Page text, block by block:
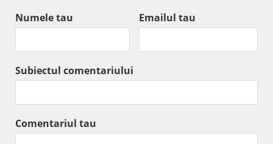
Numele tau Emailul tau
Subiectul comentariului
Comentariul tau